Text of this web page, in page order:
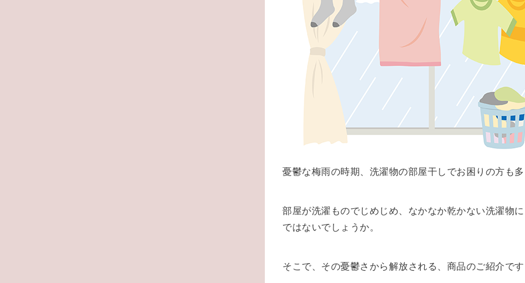
憂鬱な梅雨の時期、洗濯物の部屋干しでお困りの方も
部屋が洗濯ものでじめじめ、なかなか乾かない洗濯物
ではないでしょうか。
そこで、その憂鬱さから解放される、商品のご紹介で